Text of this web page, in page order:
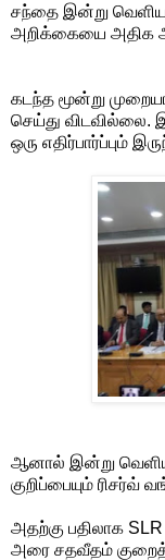
சந்தை இன்று
அறிக்கையை அதிக
கடந்த மூன்று
செய்து விடவில்லை.
ஒரு எதிர்பார்ப்பும்
ஆனால் இன்று
குறிப்பையும்
அதற்கு பதிலாக
அரை சதவீதம்